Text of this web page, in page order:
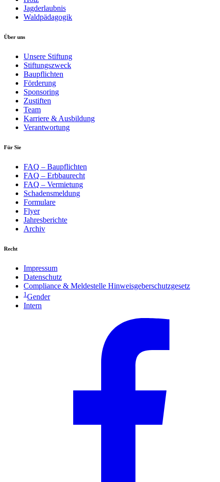
Jagderlaubnis
Waldpädagogik
Über uns
Unsere Stiftung
Stiftungszweck
Baupflichten
Förderung
Sponsoring
Zustiften
Team
Karriere & Ausbildung
Verantwortung
Für Sie
FAQ – Baupflichten
FAQ – Erbbaurecht
FAQ – Vermietung
Schadensmeldung
Formulare
Flyer
Jahresberichte
Archiv
Recht
Impressum
Datenschutz
Compliance & Meldestelle Hinweisgeberschutzgesetz
1 Gender
Intern